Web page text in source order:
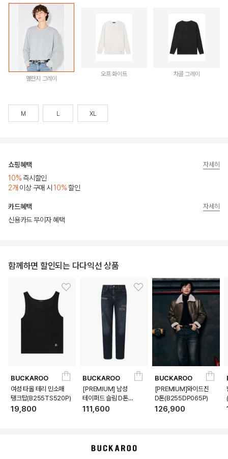
멜란지 그레이
오프 화이트 차콜 그레이
M L XL
쇼핑혜택
10% 즉시할인
2개 이상 구매 시10%할인
자세히
카드혜택
신용카드 무이자 혜택
자세히
함께하면 할인되는 다다익선 상품
BUCKAROO
여성 타올 테리 민소매
탱크탑(B255TS520P)
19,800
BUCKAROO
[PREMIUM] 남성
테이퍼드 슬림 D톤
(B255DP160P)
111,600
BUCKAROO
[PREMIUM]와이드진
D톤(B255DP065P)
126,900